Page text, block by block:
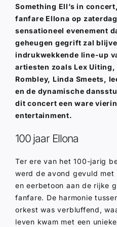
Something Ell’s in
fanfare Ellona op
sensationeel evenement
geheugen gegrift zal
indrukwekkende line-up
artiesten zoals Lex
Rombley, Linda Smeets,
en de dynamische
dit concert een ware
entertainment.
100 jaar Ellona
Ter ere van het 100-jarig
werd de avond gevuld
en eerbetoon aan de rijke
fanfare. De harmonie
orkest was verbluffend,
leven kwam met een